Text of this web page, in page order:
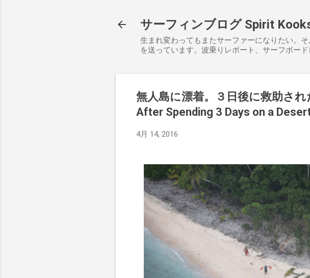
サーフィンブログ Spirit
生まれ変わってもまたサーファーになりたい。
を送っています。波乗りレポート、サーフボー
無人島に漂着。３日後に救助さ
After Spending 3 Days on a
4月 14, 2016